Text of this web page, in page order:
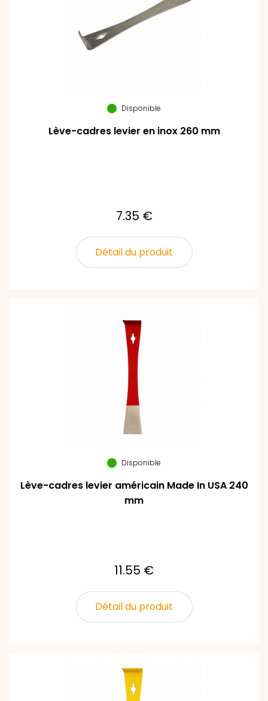
Disponible
Lève-cadres levier en inox 260 mm
7.35 €
Détail du produit
Disponible
Lève-cadres levier américain Made In USA 240
mm
11.55 €
Détail du produit